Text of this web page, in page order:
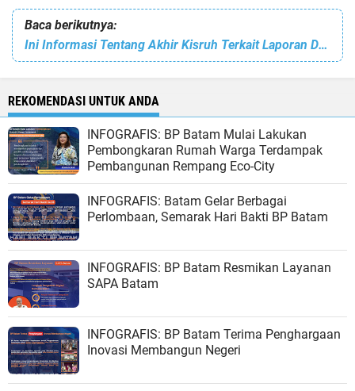
Baca berikutnya:
Ini Informasi Tentang Akhir Kisruh Terkait Laporan Dana Kampanye Fiktif Partai Nasdem Kabupaten Lingga
REKOMENDASI UNTUK ANDA
INFOGRAFIS: BP Batam Mulai Lakukan
Pembongkaran Rumah Warga Terdampak
Pembangunan Rempang Eco-City
INFOGRAFIS: Batam Gelar Berbagai
Perlombaan, Semarak Hari Bakti BP Batam
INFOGRAFIS: BP Batam Resmikan Layanan
SAPA Batam
INFOGRAFIS: BP Batam Terima Penghargaan
Inovasi Membangun Negeri